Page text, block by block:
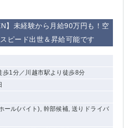
】未経験から月給90万円も！空
ピード出世＆昇給可能です
歩1分／川越市駅より徒歩8分
ール(バイト), 幹部候補, 送りドライバ